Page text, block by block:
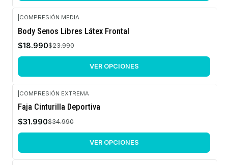
-21%
OFF
COMPRESIÓN MEDIA
Body Senos Libres Látex Frontal
$18.990$23.990
VER OPCIONES
-9%
OFF
COMPRESIÓN EXTREMA
Faja Cinturilla Deportiva
$31.990$34.990
VER OPCIONES